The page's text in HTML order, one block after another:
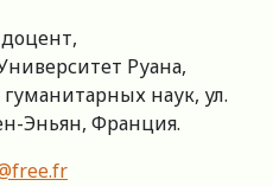
Руана,
наук, ул.
Эньян, Франция.